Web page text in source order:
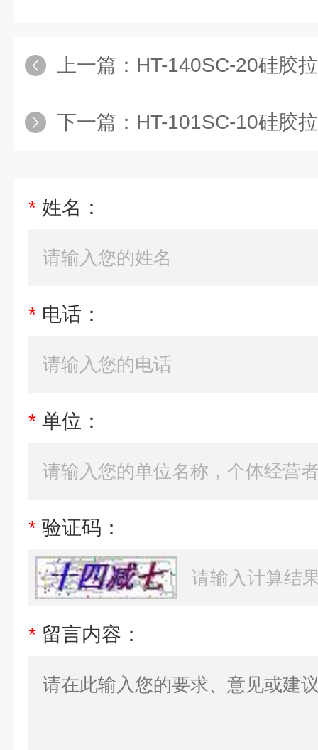
上一篇： HT-140SC-20硅胶
下一篇： HT-101SC-10硅胶
* 姓名：
* 电话：
* 单位：
* 验证码：
* 留言内容：